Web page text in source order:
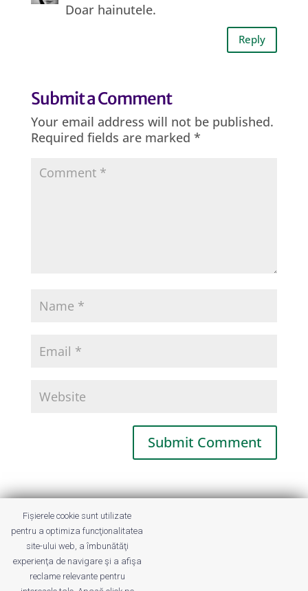
Doar hainutele.
Reply
Submit a Comment
Your email address will not be published.
Required fields are marked *
This site uses Akismet to reduce spam.
Learn how your comment data is
processed.
Fișierele cookie sunt utilizate
pentru a optimiza funcţionalitatea
site-ului web, a îmbunătăţi
experienţa de navigare şi a afişa
reclame relevante pentru